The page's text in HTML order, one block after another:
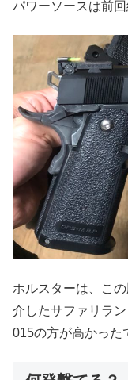
パワーソースは前回
ホルスターは、こ
介したサファリラ
015の方が高かった